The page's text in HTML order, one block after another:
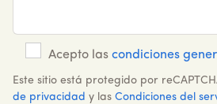
Acepto las condiciones
Este sitio está protegido por
de privacidad y las Condiciones del